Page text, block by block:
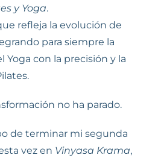
y Yoga.
refleja la evolución de
para siempre la
Yoga con la precisión y la
no ha parado.
de terminar mi segunda
vez en Vinyasa Krama,